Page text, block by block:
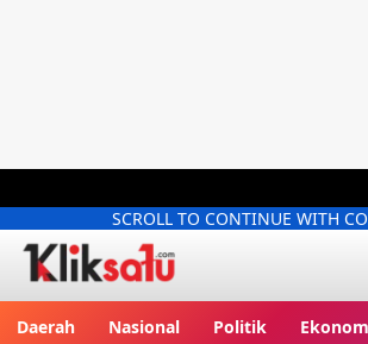
SCROLL TO CONTINUE WITH
Daerah Nasional Politik